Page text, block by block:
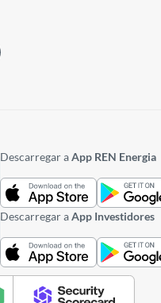
Descarregar aApp REN Energia
Descarregar aApp Investidores